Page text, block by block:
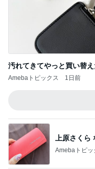
汚れてきてやっと買い替
Amebaトピックス 1日前
上原さく
Amebaトピッ